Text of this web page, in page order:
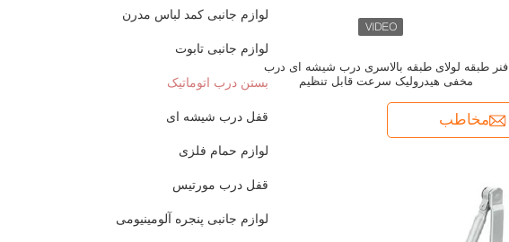
لوازم جانبی کمد لباس مدرن
لوازم جانبی تابوت
بستن درب اتوماتیک
قفل درب شیشه ای
لوازم حمام فلزی
قفل درب مورتیس
لوازم جانبی پنجره آلومینیومی
فنر طبقه لولای طبقه بالاسری درب شیشه ای درب
مخفی هیدرولیک سرعت قابل تنظیم
مخاطب